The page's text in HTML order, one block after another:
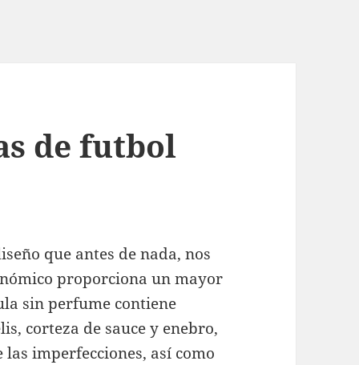
de futbol
que antes de nada, nos
proporciona un mayor
sin perfume contiene
corteza de sauce y enebro,
imperfecciones, así como